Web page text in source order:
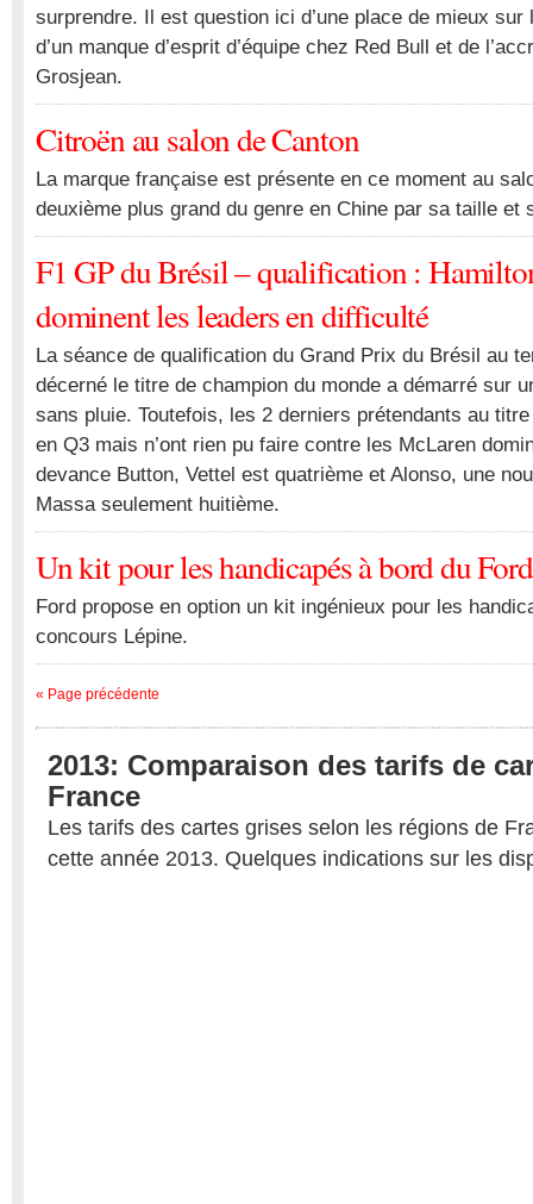
surprendre. Il est question ici d’une place de mieux sur
d’un manque d’esprit d’équipe chez Red Bull et de
Grosjean.
Citroën au salon de Canton
La marque française est présente en ce moment au
deuxième plus grand du genre en Chine par sa taille et
F1 GP du Brésil – qualification :
dominent les leaders en difficulté
La séance de qualification du Grand Prix du Brésil au
décerné le titre de champion du monde a démarré sur
sans pluie. Toutefois, les 2 derniers prétendants au
en Q3 mais n’ont rien pu faire contre les McLaren
devance Button, Vettel est quatrième et Alonso, une
Massa seulement huitième.
Un kit pour les handicapés à bord du
Ford propose en option un kit ingénieux pour les
concours Lépine.
« Page précédente
2013: Comparaison des tarifs de
France
Les tarifs des cartes grises selon les régions de
cette année 2013. Quelques indications sur les